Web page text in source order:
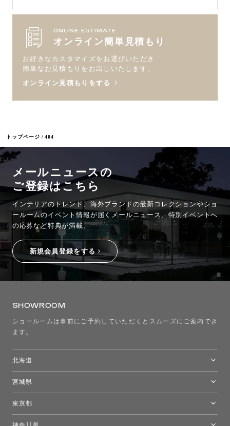
トップページ 404
ONLINE ESTIMATE
オンライン簡単見積もり
お好きなカスタマイズをお選びいただき
簡単なお見積もりをお出しいたします。
オンライン見積もりをする
メールニュースの
ご登録はこちら
インテリアのトレンド、海外ブランドの最新コレクションやショ
ールームのイベント情報が届くメールニュース、特別イベントへ
の応募など特典が満載。
新規会員登録をする
SHOWROOM
ショールームは事前にご予約していただくとスムーズにご案内でき
ます。
北海道
宮城県
東京都